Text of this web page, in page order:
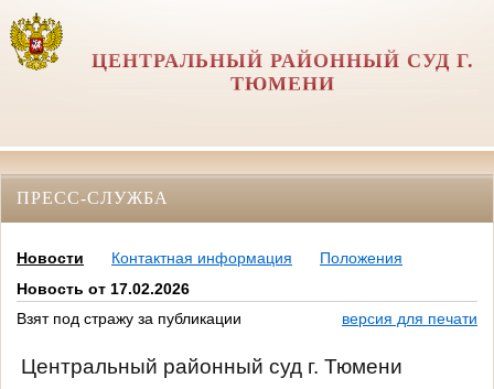
ЦЕНТРАЛЬНЫЙ РАЙОННЫЙ СУД Г.
ТЮМЕНИ
ПРЕСС-СЛУЖБА
Новости Контактная информация
Положения
Новость от 17.02.2026
Взят под стражу за публикации
версия для печати
Центральный районный суд г. Тюмени